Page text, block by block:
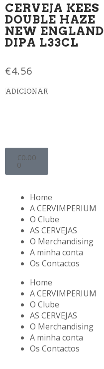
CERVEJA KEES
DOUBLE HAZE
NEW ENGLAND
DIPA L33CL
€4.56
ADICIONAR
€0.00
0
Home
A CERVIMPERIUM
O Clube
AS CERVEJAS
O Merchandising
A minha conta
Os Contactos
Home
A CERVIMPERIUM
O Clube
AS CERVEJAS
O Merchandising
A minha conta
Os Contactos